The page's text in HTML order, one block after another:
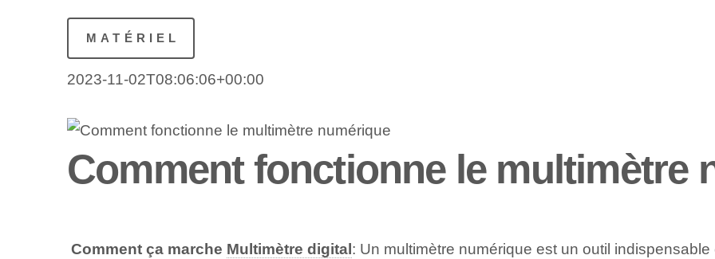
MATÉRIEL
2023-11-02T08:06:06+00:00
Comment fonctionne le multimètre
Comment ça marche Multimètre digital : Un multimètre numérique est un outil